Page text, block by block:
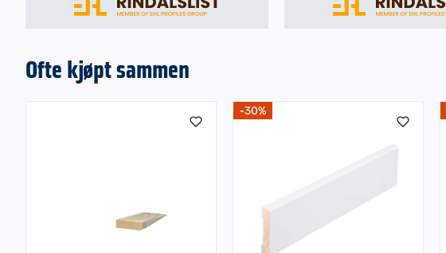
Ofte kjøpt sammen
-30%